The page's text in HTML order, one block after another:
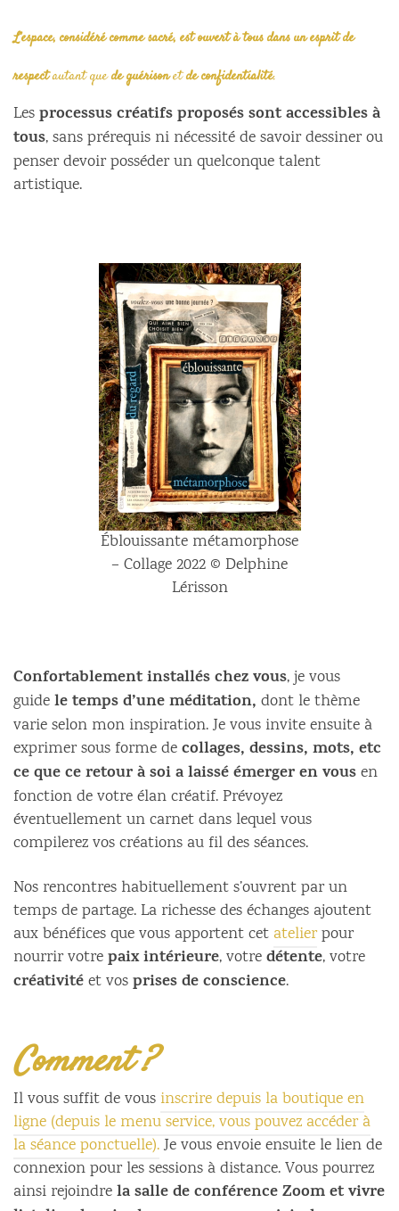
L’espace, considéré comme sacré, est ouvert à tous dans un esprit de
respectautant quede guérisonetde confidentialité.
Lesprocessus créatifs proposés sont accessibles à
tous, sans prérequis ni nécessité de savoir dessiner ou
penser devoir posséder un quelconque talent
artistique.
Éblouissante métamorphose
– Collage 2022 © Delphine
Lérisson
Confortablement installés chez vous, je vous
guidele temps d’une méditation, dont le thème
varie selon mon inspiration. Je vous invite ensuite à
exprimer sous forme decollages, dessins, mots, etc
ce que ce retour à soi a laissé émerger en vousen
fonction de votre élan créatif. Prévoyez
éventuellement un carnet dans lequel vous
compilerez vos créations au fil des séances.
Nos rencontres habituellement s’ouvrent par un
temps de partage. La richesse des échanges ajoutent
aux bénéfices que vous apportent cetatelierpour
nourrir votrepaix intérieure, votredétente, votre
créativitéet vosprises de conscience.
Comment ?
Il vous suffit de vous inscrire depuis la boutique en
ligne (depuis le menu service, vous pouvez accéder à
la séance ponctuelle).Je vous envoie ensuite le lien de
connexion pour les sessions à distance. Vous pourrez
ainsi rejoindrela salle de conférence Zoom et vivre